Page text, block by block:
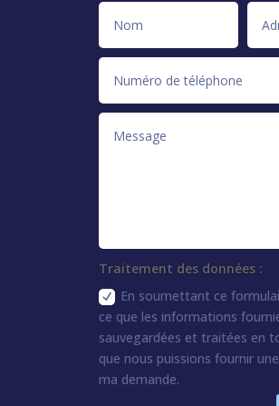
Traitement des données :
En soumettant ce
ce que les informations
sauvegardées et traitées en
que nous puissions fournir
ma demande.